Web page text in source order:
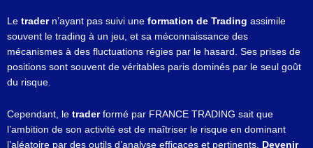
Le trader n’ayant pas suivi une formation de Trading assimile
souvent le trading à un jeu, et sa méconnaissance des
mécanismes à des fluctuations régies par le hasard. Ses prises de
positions sont souvent de véritables paris dominés par le seul goût
du risque.
Cependant, le trader formé par FRANCE TRADING sait que
l’ambition de son activité est de maîtriser le risque en dominant
l’aléatoire par des outils d’analyse efficaces et pertinents. Devenir